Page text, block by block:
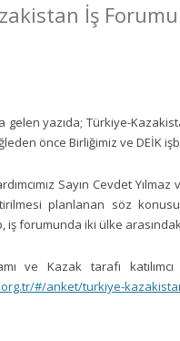
İş
gelen yazıda; Türkiye-
önce Birliğimiz ve DEİK
Sayın Cevdet
planlanan söz
iş forumunda iki ülke
ve Kazak tarafı
#/anket/turkiye-